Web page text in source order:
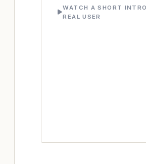
WATCH A SHORT
REAL USER